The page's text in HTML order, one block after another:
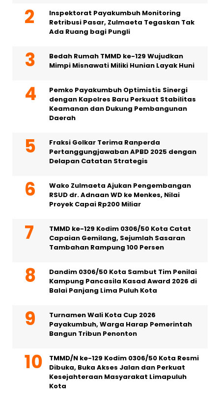
Inspektorat Payakumbuh Monitoring
Retribusi Pasar, Zulmaeta Tegaskan Tak
Ada Ruang bagi Pungli
Bedah Rumah TMMD ke-129 Wujudkan
Mimpi Misnawati Miliki Hunian Layak Huni
Pemko Payakumbuh Optimistis Sinergi
dengan Kapolres Baru Perkuat Stabilitas
Keamanan dan Dukung Pembangunan
Daerah
Fraksi Golkar Terima Ranperda
Pertanggungjawaban APBD 2025 dengan
Delapan Catatan Strategis
Wako Zulmaeta Ajukan Pengembangan
RSUD dr. Adnaan WD ke Menkes, Nilai
Proyek Capai Rp200 Miliar
TMMD ke-129 Kodim 0306/50 Kota Catat
Capaian Gemilang, Sejumlah Sasaran
Tambahan Rampung 100 Persen
Dandim 0306/50 Kota Sambut Tim Penilai
Kampung Pancasila Kasad Award 2026 di
Balai Panjang Lima Puluh Kota
Turnamen Wali Kota Cup 2026
Payakumbuh, Warga Harap Pemerintah
Bangun Tribun Penonton
TMMD/N ke-129 Kodim 0306/50 Kota Resmi
Dibuka, Buka Akses Jalan dan Perkuat
Kesejahteraan Masyarakat Limapuluh
Kota